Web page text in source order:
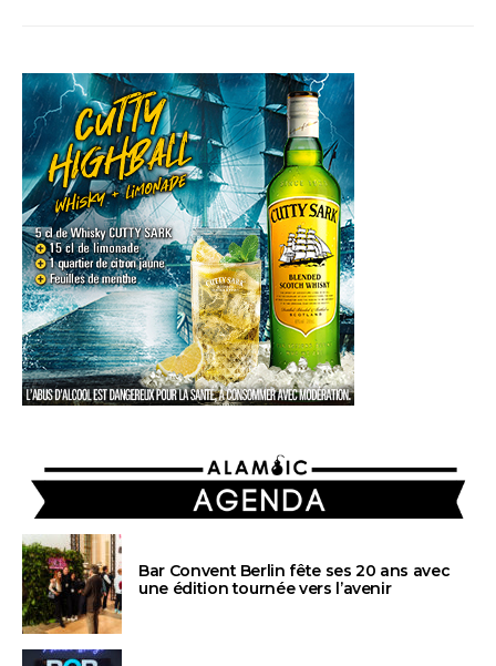
AGENDA
Bar Convent Berlin fête ses 20 ans avec
une édition tournée vers l’avenir